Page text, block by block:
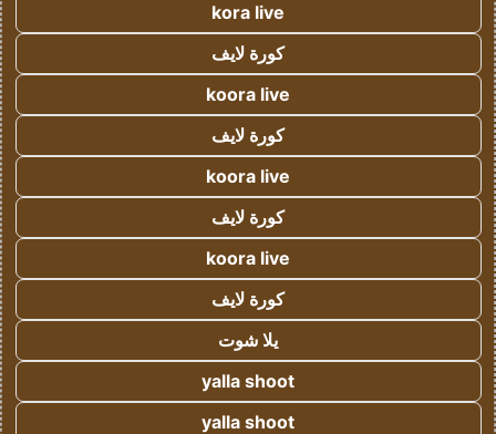
kora live
كورة لايف
koora live
كورة لايف
koora live
كورة لايف
koora live
كورة لايف
يلا شوت
yalla shoot
yalla shoot